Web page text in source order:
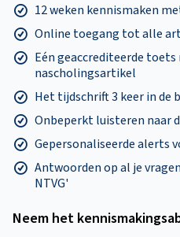
12 weken kennismaken
Online toegang tot alle
Eén geaccrediteerde toets
nascholingsartikel
Het tijdschrift 3 keer in de
Onbeperkt luisteren naar
Gepersonaliseerde alerts
Antwoorden op al je
NTVG'
Neem het